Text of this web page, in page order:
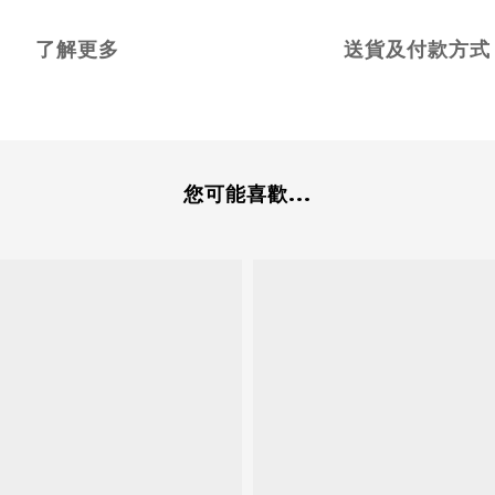
了解更多 送貨及付款方式
您可能喜歡...